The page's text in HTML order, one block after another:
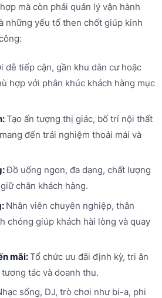
mà còn phải quản lý vận hành
những yếu tố then chốt giúp kinh
dễ tiếp cận, gần khu dân cư hoặc
hợp với phân khúc khách hàng mục
Tạo ấn tượng thị giác, bố trí nội thất
đến trải nghiệm thoải mái và
Đồ uống ngon, đa dạng, chất lượng
chân khách hàng.
Nhân viên chuyên nghiệp, thân
chóng giúp khách hài lòng và quay
mãi:Tổ chức ưu đãi định kỳ, tri ân
tác và doanh thu.
sống, DJ, trò chơi như bi-a, phi